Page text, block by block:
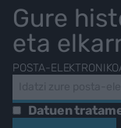
Gure
eta
POSTA-
Datuen